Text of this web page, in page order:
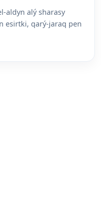
aldyn alý sharasy
esirtki, qarý-jaraq pen